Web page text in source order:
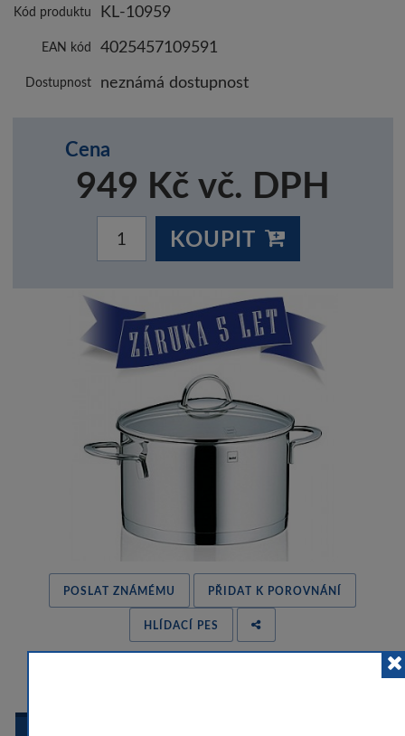
Kód produktu KL-10959
EAN kód 4025457109591
Dostupnost neznámá dostupnost
Cena
949 Kč vč. DPH
KOUPIT
POSLAT ZNÁMÉMU PŘIDAT K POROVNÁNÍ
HLÍDACÍ PES
 